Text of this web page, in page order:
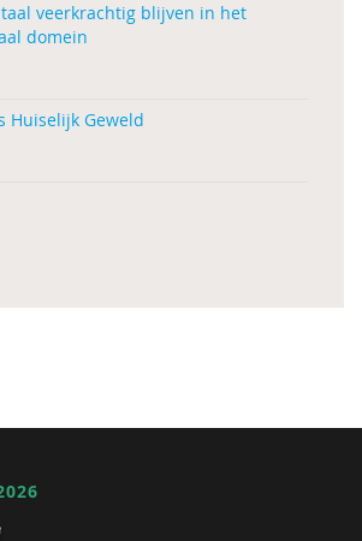
veerkrachtig blijven in het
domein
Huiselijk Geweld